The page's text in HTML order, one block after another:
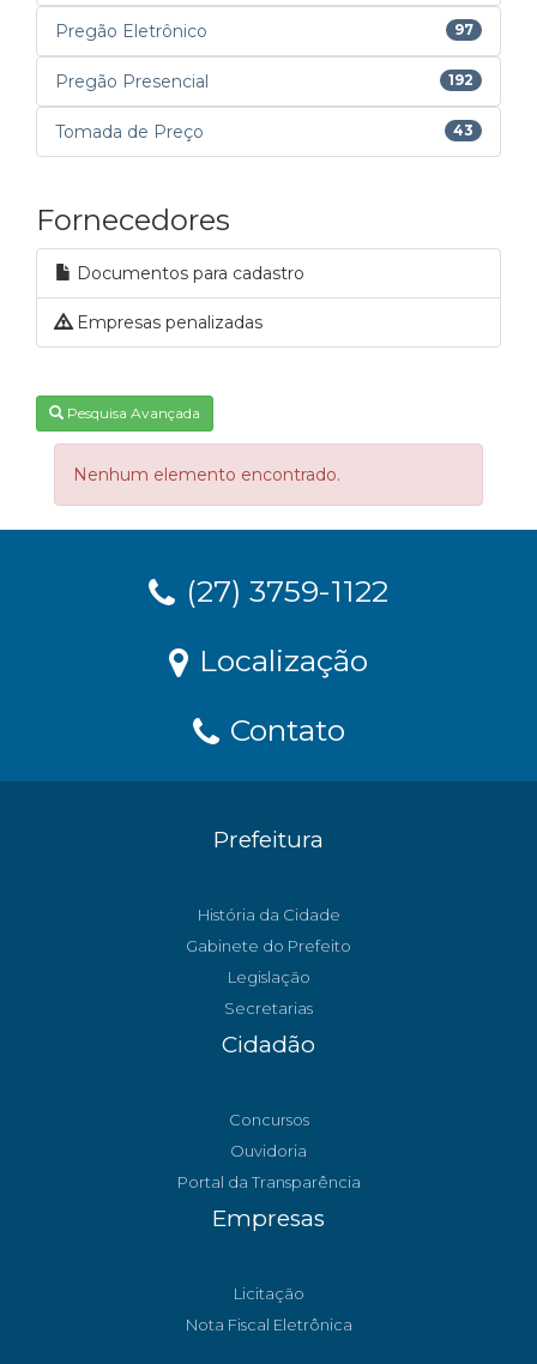
Pregão Eletrônico 97
Pregão Presencial 192
Tomada de Preço 43
Fornecedores
Documentos para cadastro
Empresas penalizadas
Pesquisa Avançada
Nenhum elemento encontrado.
(27) 3759-1122
Localização
Contato
Prefeitura
História da Cidade
Gabinete do Prefeito
Legislação
Secretarias
Cidadão
Concursos
Ouvidoria
Portal da Transparência
Empresas
Licitação
Nota Fiscal Eletrônica